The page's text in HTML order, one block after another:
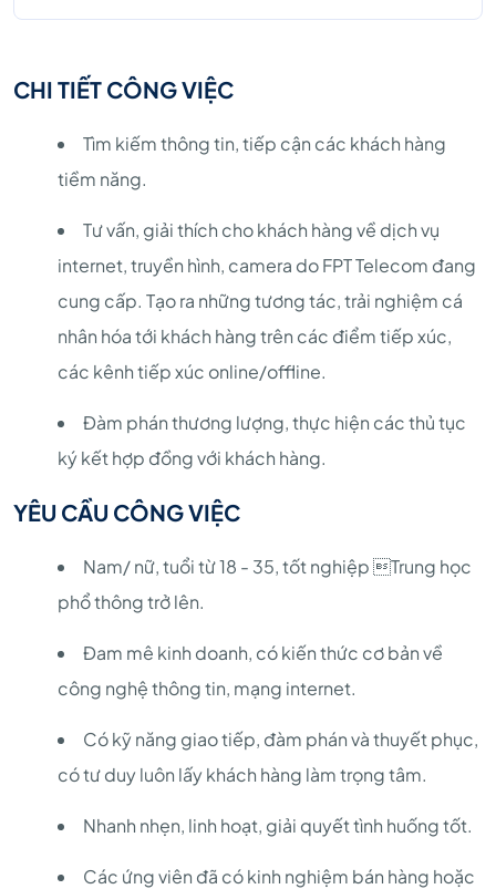
CHI TIẾT CÔNG VIỆC
Tìm kiếm thông tin, tiếp cận các khách hàng
tiềm năng.
Tư vấn, giải thích cho khách hàng về dịch vụ
internet, truyền hình, camera do FPT Telecom đang
cung cấp. Tạo ra những tương tác, trải nghiệm cá
nhân hóa tới khách hàng trên các điểm tiếp xúc,
các kênh tiếp xúc online/offline.
Đàm phán thương lượng, thực hiện các thủ tục
ký kết hợp đồng với khách hàng.
YÊU CẦU CÔNG VIỆC
Nam/ nữ, tuổi từ 18 - 35, tốt nghiệp Trung học
phổ thông trở lên.
Đam mê kinh doanh, có kiến thức cơ bản về
công nghệ thông tin, mạng internet.
Có kỹ năng giao tiếp, đàm phán và thuyết phục,
có tư duy luôn lấy khách hàng làm trọng tâm.
Nhanh nhẹn, linh hoạt, giải quyết tình huống tốt.
Các ứng viên đã có kinh nghiệm bán hàng hoặc